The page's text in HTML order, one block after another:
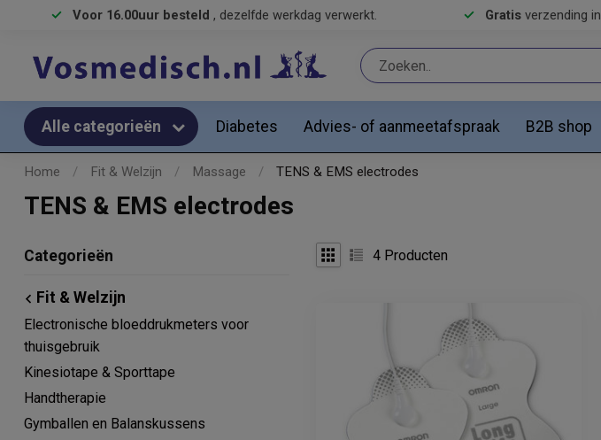
Voor 16.00uur besteld , dezelfde werkdag verwerkt. Gratis verzending in
Alle categorieën Diabetes Advies- of aanmeetafspraak B2B shop
Home / Fit & Welzijn / Massage / TENS & EMS electrodes
TENS & EMS electrodes
Categorieën
Fit & Welzijn
Electronische bloeddrukmeters voor
thuisgebruik
Kinesiotape & Sporttape
Handtherapie
Gymballen en Balanskussens
4 Producten